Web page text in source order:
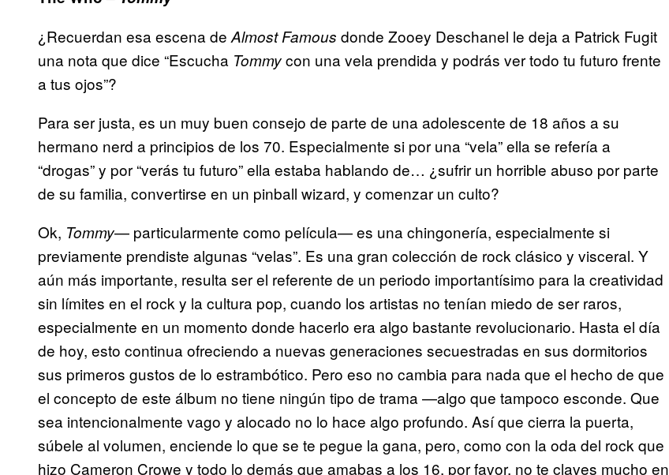
¿Recuerdan esa escena de Almost Famous donde Zooey Deschanel le deja a Patrick Fugit
una nota que dice “Escucha Tommycon una vela prendida y podrás ver todo tu futuro frente
a tus ojos”?
Para ser justa, es un muy buen consejo de parte de una adolescente de 18 años a su
hermano nerd a principios de los 70. Especialmente si por una “vela” ella se refería a
“drogas” y por “verás tu futuro” ella estaba hablando de… ¿sufrir un horrible abuso por parte
de su familia, convertirse en un pinball wizard, y comenzar un culto?
Ok, Tommy— particularmente como película— es una chingonería, especialmente si
previamente prendiste algunas “velas”. Es una gran colección de rock clásico y visceral. Y
aún más importante, resulta ser el referente de un periodo importantísimo para la creatividad
sin límites en el rock y la cultura pop, cuando los artistas no tenían miedo de ser raros,
especialmente en un momento donde hacerlo era algo bastante revolucionario. Hasta el día
de hoy, esto continua ofreciendo a nuevas generaciones secuestradas en sus dormitorios
sus primeros gustos de lo estrambótico. Pero eso no cambia para nada que el hecho de que
el concepto de este álbum no tiene ningún tipo de trama —algo que tampoco esconde. Que
sea intencionalmente vago y alocado no lo hace algo profundo. Así que cierra la puerta,
súbele al volumen, enciende lo que se te pegue la gana, pero, como con la oda del rock que
hizo Cameron Crowe y todo lo demás que amabas a los 16, por favor, no te claves mucho en